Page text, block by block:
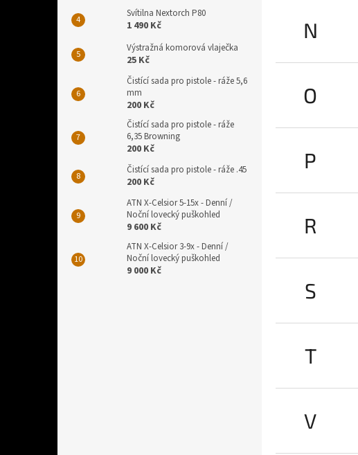
Svítilna Nextorch P80
1 490 Kč
Výstražná komorová vlaječka
25 Kč
Čistící sada pro pistole - ráže 5,6
mm
200 Kč
Čistící sada pro pistole - ráže
6,35 Browning
200 Kč
Čistící sada pro pistole - ráže .45
200 Kč
ATN X-Celsior 5-15x - Denní /
Noční lovecký puškohled
9 600 Kč
ATN X-Celsior 3-9x - Denní /
Noční lovecký puškohled
9 000 Kč
N
O
P
R
S
T
V